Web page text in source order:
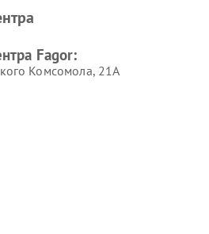
Fagor:
Комсомола, 21А